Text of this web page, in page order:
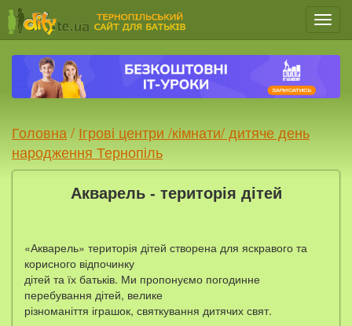
Меню
Головна / Ігрові центри /кімнати/ дитяче день
народження Тернопіль
Акварель - територія дітей
«Акварель» територія дітей створена для яскравого та
корисного відпочинку
дітей та їх батьків. Ми пропонуємо погодинне
перебування дітей, велике
різноманіття іграшок, святкування дитячих свят.